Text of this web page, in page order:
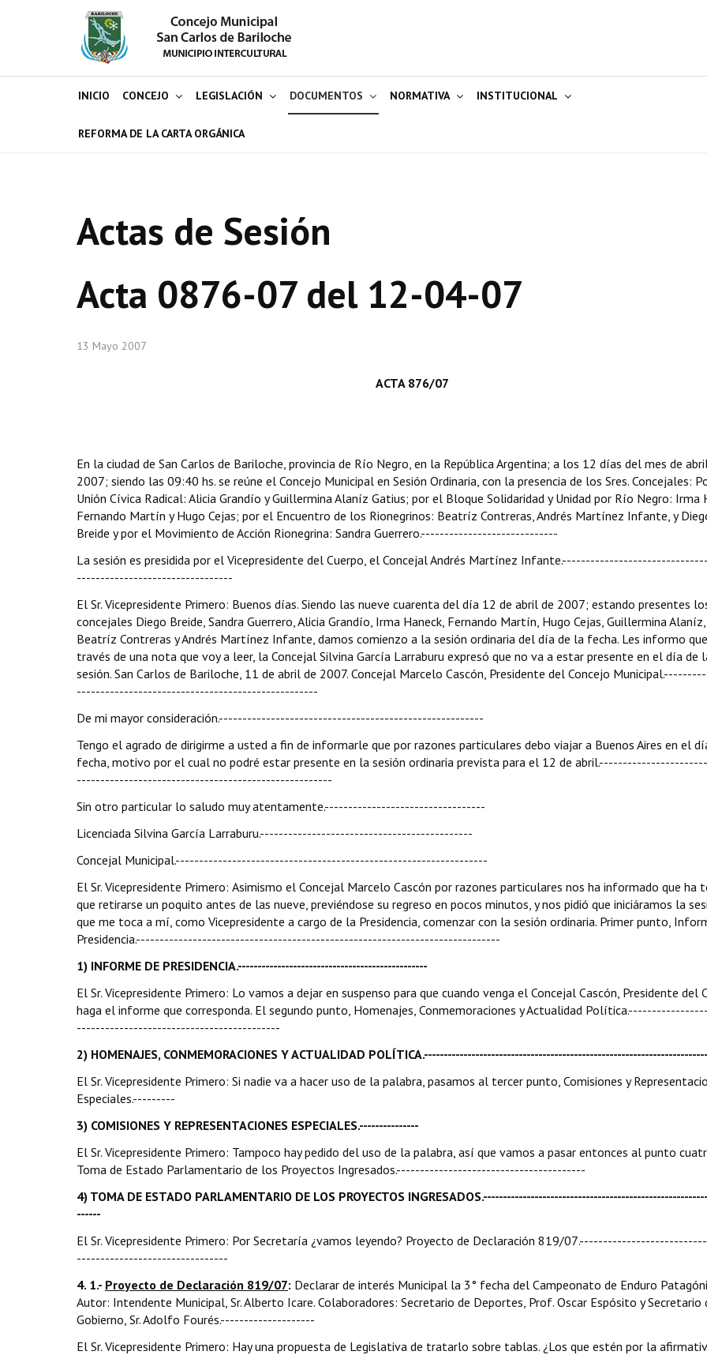
INICIO CONCEJO LEGISLACIÓN DOCUMENTOS NORMATIVA INSTITUCIONAL
REFORMA DE LA CARTA ORGÁNICA
Actas de Sesión
Acta 0876-07 del 12-04-07
13 Mayo 2007
ACTA 876/07
En la ciudad de San Carlos de Bariloche, provincia de Río Negro, en la República Argentina; a los 12 días del mes de
2007; siendo las 09:40 hs. se reúne el Concejo Municipal en Sesión Ordinaria, con la presencia de los Sres. Concejales:
Unión Cívica Radical: Alicia Grandío y Guillermina Alaníz Gatius; por el Bloque Solidaridad y Unidad por Río Negro: Irma
Fernando Martín y Hugo Cejas; por el Encuentro de los Rionegrinos: Beatríz Contreras, Andrés Martínez Infante, y
Breide y por el Movimiento de Acción Rionegrina: Sandra Guerrero.-----------------------------
La sesión es presidida por el Vicepresidente del Cuerpo, el Concejal Andrés Martínez
---------------------------------
El Sr. Vicepresidente Primero: Buenos días. Siendo las nueve cuarenta del día 12 de abril de 2007; estando presentes
concejales Diego Breide, Sandra Guerrero, Alicia Grandío, Irma Haneck, Fernando Martín, Hugo Cejas, Guillermina Alaníz,
Beatríz Contreras y Andrés Martínez Infante, damos comienzo a la sesión ordinaria del día de la fecha. Les informo
través de una nota que voy a leer, la Concejal Silvina García Larraburu expresó que no va a estar presente en el día de
sesión. San Carlos de Bariloche, 11 de abril de 2007. Concejal Marcelo Cascón, Presidente del Concejo
---------------------------------------------------
De mi mayor consideración.--------------------------------------------------------
Tengo el agrado de dirigirme a usted a fin de informarle que por razones particulares debo viajar a Buenos Aires en el
fecha, motivo por el cual no podré estar presente en la sesión ordinaria prevista para el 12 de
------------------------------------------------------
Sin otro particular lo saludo muy atentamente.----------------------------------
Licenciada Silvina García Larraburu.---------------------------------------------
Concejal Municipal.------------------------------------------------------------------
El Sr. Vicepresidente Primero: Asimismo el Concejal Marcelo Cascón por razones particulares nos ha informado que ha
que retirarse un poquito antes de las nueve, previéndose su regreso en pocos minutos, y nos pidió que iniciáramos la
que me toca a mí, como Vicepresidente a cargo de la Presidencia, comenzar con la sesión ordinaria. Primer punto,
Presidencia.-----------------------------------------------------------------------------
1) INFORME DE PRESIDENCIA.------------------------------------------------
El Sr. Vicepresidente Primero: Lo vamos a dejar en suspenso para que cuando venga el Concejal Cascón, Presidente del
haga el informe que corresponda. El segundo punto, Homenajes, Conmemoraciones y Actualidad
-------------------------------------------
2) HOMENAJES, CONMEMORACIONES Y ACTUALIDAD
El Sr. Vicepresidente Primero: Si nadie va a hacer uso de la palabra, pasamos al tercer punto, Comisiones y
Especiales.---------
3) COMISIONES Y REPRESENTACIONES ESPECIALES.---------------
El Sr. Vicepresidente Primero: Tampoco hay pedido del uso de la palabra, así que vamos a pasar entonces al punto
Toma de Estado Parlamentario de los Proyectos Ingresados.----------------------------------------
4) TOMA DE ESTADO PARLAMENTARIO DE LOS PROYECTOS
------
El Sr. Vicepresidente Primero: Por Secretaría ¿vamos leyendo? Proyecto de Declaración 819/
--------------------------------
4. 1.- Proyecto de Declaración 819/07: Declarar de interés Municipal la 3° fecha del Campeonato de Enduro
Autor: Intendente Municipal, Sr. Alberto Icare. Colaboradores: Secretario de Deportes, Prof. Oscar Espósito y Secretario
Gobierno, Sr. Adolfo Fourés.--------------------
El Sr. Vicepresidente Primero: Hay una propuesta de Legislativa de tratarlo sobre tablas. ¿Los que estén por la